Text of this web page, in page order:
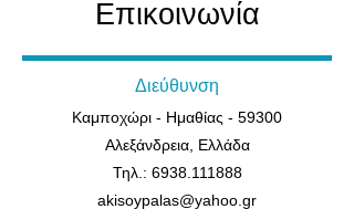
Επικοινωνία
Διεύθυνση
Καμποχώρι - Ημαθίας - 59300
Αλεξάνδρεια, Ελλάδα
Τηλ.: 6938.111888
akisoypalas@yahoo.gr